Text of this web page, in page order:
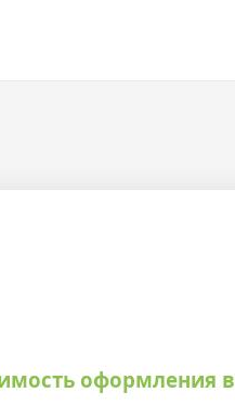
оформления